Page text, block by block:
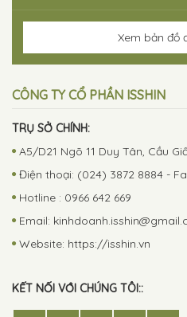
Xem bản đồ
CÔNG TY CỔ PHẦN ISSHIN
TRỤ SỞ CHÍNH:
A5/D21 Ngõ 11 Duy Tân, Cầu
Điện thoại: (024) 3872 8884 -
Hotline : 0966 642 669
Email:
Website: https://isshin.vn
KẾT NỐI VỚI CHÚNG TÔI::